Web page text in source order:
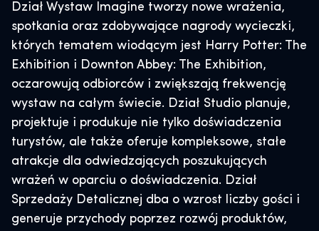
Dział Wystaw Imagine tworzy nowe wrażenia,
spotkania oraz zdobywające nagrody wycieczki,
których tematem wiodącym jest Harry Potter: The
Exhibition i Downton Abbey: The Exhibition,
oczarowują odbiorców i zwiększają frekwencję
wystaw na całym świecie. Dział Studio planuje,
projektuje i produkuje nie tylko doświadczenia
turystów, ale także oferuje kompleksowe, stałe
atrakcje dla odwiedzających poszukujących
wrażeń w oparciu o doświadczenia. Dział
Sprzedaży Detalicznej dba o wzrost liczby gości i
generuje przychody poprzez rozwój produktów,